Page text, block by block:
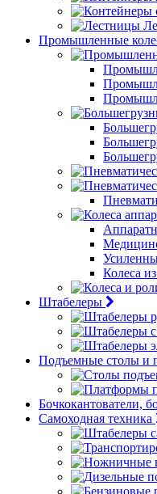
Промышленные
Колеса
Штабелеры
Подъемные столы и
Бочкокантователи,
Самоходная техника